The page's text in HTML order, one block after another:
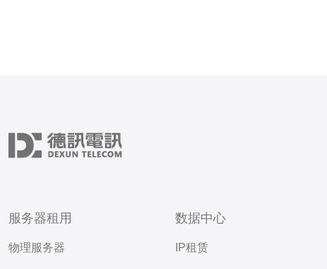
服务器租用
物理服务器
数据中心
IP租赁